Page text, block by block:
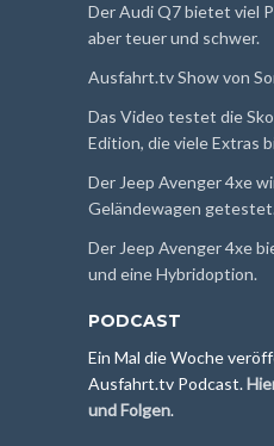
Der Audi Q7 bietet viel
aber teuer und schwer.
Ausfahrt.tv Show von
Das Video testet die
Edition, die viele Extras
Der Jeep Avenger 4xe
Geländewagen getestet.
Der Jeep Avenger 4xe
und eine Hybridoption.
PODCAST
Ein Mal die Woche
Ausfahrt.tv Podcast.
und Folgen.